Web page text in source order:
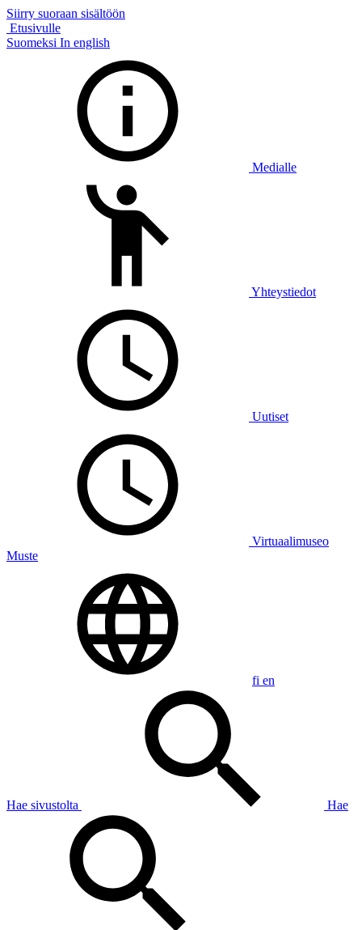
Siirry suoraan sisältöön
Etusivulle
Suomeksi In english
Medialle
Yhteystiedot
Uutiset
Virtuaalimuseo
Muste
fi en
Hae sivustolta Hae